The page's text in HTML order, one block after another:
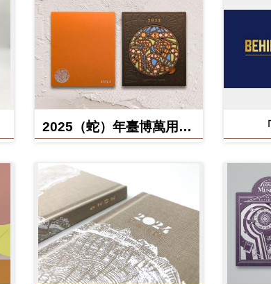
2025（蛇）年臺博萬用卡-